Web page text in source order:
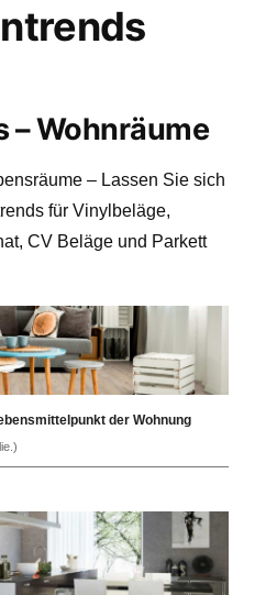
– Wohnräume
– Lassen Sie sich
für Vinylbeläge,
CV Beläge und Parkett
der Wohnung